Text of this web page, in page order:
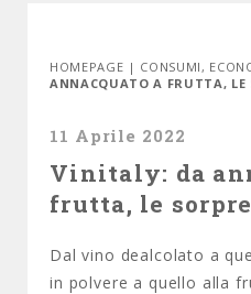
HOMEPAGE | CONSUMI,
ANNACQUATO A FRUTTA, LE
11 Aprile 2022
Vinitaly: da
frutta, le
Dal vino dealcolato a
in polvere a quello alla